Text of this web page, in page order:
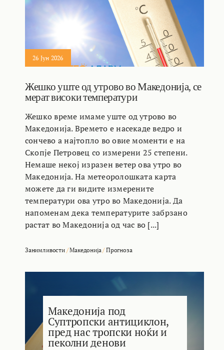
26 Јун 2026
Жешко уште од утрово во Македонија, се
мерат високи температури
Жешко време имаме уште од утрово во
Македонија. Времето е насекаде ведро и
сончево а најтопло во овие моменти е на
Скопје Петровец со измерени 25 степени.
Немаше некој изразен ветер ова утро во
Македонија. На метеоролошката карта
можете да ги видите измерените
температури ова утро во Македонија. Да
напоменам дека температурите забрзано
растат во Македонија од час во [...]
Занимливости/Македонија/Прогноза
Македонија под
Суптропски антициклон,
пред нас тропски ноќи и
пеколни денови